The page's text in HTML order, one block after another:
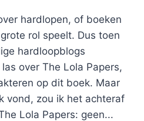
hardlopen, of boeken
rol speelt. Dus toen
hardloopblogs
over The Lola Papers,
op dit boek. Maar
vond, zou ik het achteraf
Lola Papers: geen...